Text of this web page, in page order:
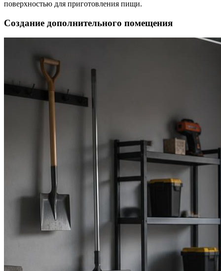
поверхностью для приготовления пищи.
Создание дополнительного помещения